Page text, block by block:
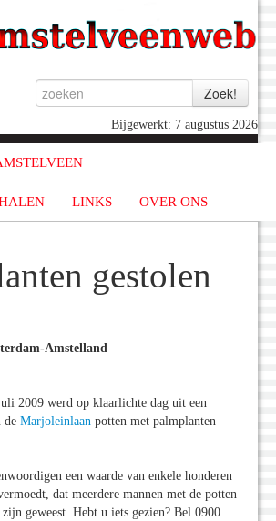
Bijgewerkt: 7 augustus 2026
LINKS OVER ONS
gestolen
Amstelland
2009 werd op klaarlichte dag uit een
de Marjoleinlaan potten met palmplanten
een waarde van enkele honderen
dat meerdere mannen met de potten
geweest. Hebt u iets gezien? Bel 0900